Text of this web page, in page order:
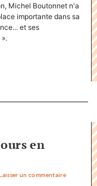
«
Factuel
Michel Boutonnet n'a
importante dans sa
et ses
en
un commentaire